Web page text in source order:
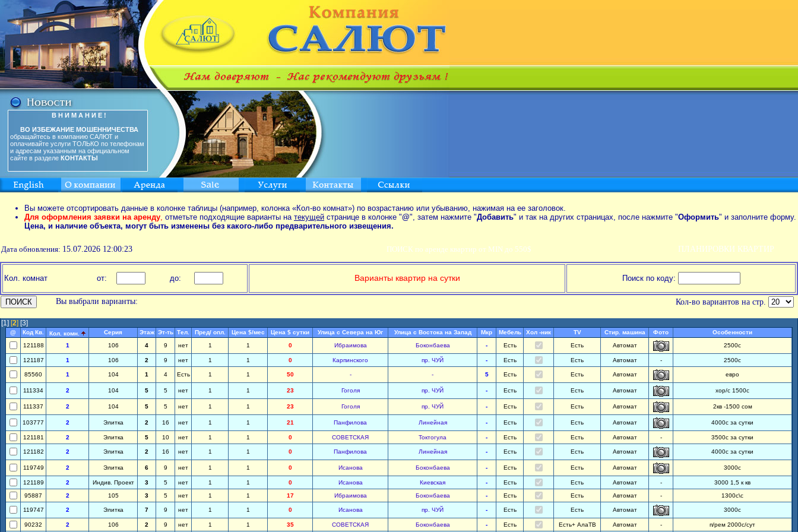
В Н И М А Н И Е !
ВО ИЗБЕЖАНИЕ МОШЕННИЧЕСТВА
обращайтесь в компанию САЛЮТ и
оплачивайте услуги ТОЛЬКО по телефонам
и адресам указанным на официальном
сайте в разделе КОНТАКТЫ
Вы можете отсортировать данные в колонке таблицы (например, колонка «Кол-во комнат») по возрастанию или убыванию, нажимая на ее заголовок.
Для оформления заявки на аренду, отметьте подходящие варианты на текущей странице в колонке "@", затем нажмите "Добавить" и так на других страницах, после нажмите "Оформить" и заполните форму.
Цена, и наличие объекта, могут быть изменены без какого-либо предварительного извещения.
Дата обновления: 15.07.2026 12:00:23 ПОИСК по аренде квартир от MIN до 550$ ПЛАНИРОВКИ КВАРТИР
Кол. комнат от: до: Варианты квартир на сутки Поиск по коду:
Вы выбрали варианты: Кол-во вариантов на стр.
[1] [2] [3]
@ Код Кв. Кол. комн. Серия Этаж Эт-ть Тел. Пред/ опл. Цена $/мес Цена $ сутки Улица с Севера на Юг Улица с Востока на Запад Мкр Мебель Хол -ник TV Стир. машина Фото
Особенности
121188
1 106 4 9 нет 1 1 0 Ибраимова Боконбаева - Есть Есть Автомат 2500с
121187 1 106 2 9 нет 1 1 0 Карпинского пр. ЧУЙ - Есть Есть Автомат - 2500с
85560 1 104 1 4 Есть 1 1 50 - - 5 Есть Есть Автомат евро
111334 2 104 5 5 нет 1 1 23 Гоголя пр. ЧУЙ - Есть Есть Автомат хор/с 1500с
111337 2 104 5 5 нет 1 1 23 Гоголя пр. ЧУЙ - Есть Есть Автомат 2кв -1500 сом
103777 2 Элитка 2 16 нет 1 1 21 Панфилова Линейная - Есть Есть Автомат 4000с за сутки
121181 2 Элитка 5 10 нет 1 1 0 СОВЕТСКАЯ Токтогула - Есть Есть Автомат - 3500с за сутки
121182 2 Элитка 2 16 нет 1 1 0 Панфилова Линейная - Есть Есть Автомат 4000с за сутки
119749 2 Элитка 6 9 нет 1 1 0 Исанова Боконбаева - Есть Есть Автомат 3000с
121189 2 Индив. Проект 3 5 нет 1 1 0 Исанова Киевская - Есть Есть Автомат -
3000 1,5 к кв
95887
2 105 3 5 нет 1 1 17 Ибраимова Боконбаева - Есть Есть Автомат - 1300с\с
119747 2 Элитка 7 9 нет 1 1 0 Исанова пр. ЧУЙ - Есть Есть Автомат 3000с
90232 2 106 2 9 нет 1 1 35 СОВЕТСКАЯ Боконбаева - Есть Есть+ АлаТВ Автомат - п/рем 2000с/сут